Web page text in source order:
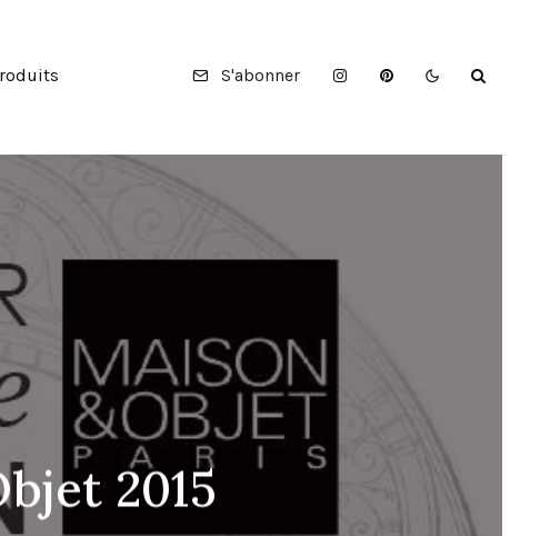
S'abonner
2015